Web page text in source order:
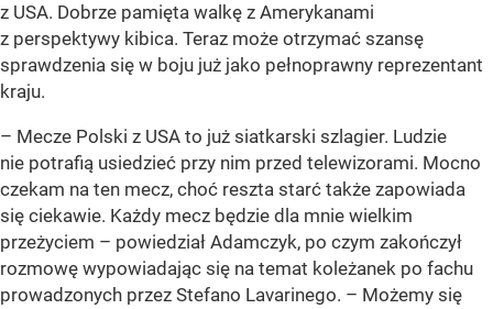
z USA. Dobrze pamięta walkę z Amerykanami
z perspektywy kibica. Teraz może otrzymać szansę
sprawdzenia się w boju już jako pełnoprawny reprezentant
kraju.
– Mecze Polski z USA to już siatkarski szlagier. Ludzie
nie potrafią usiedzieć przy nim przed telewizorami. Mocno
czekam na ten mecz, choć reszta starć także zapowiada
się ciekawie. Każdy mecz będzie dla mnie wielkim
przeżyciem – powiedział Adamczyk, po czym zakończył
rozmowę wypowiadając się na temat koleżanek po fachu
prowadzonych przez Stefano Lavarinego. – Możemy się